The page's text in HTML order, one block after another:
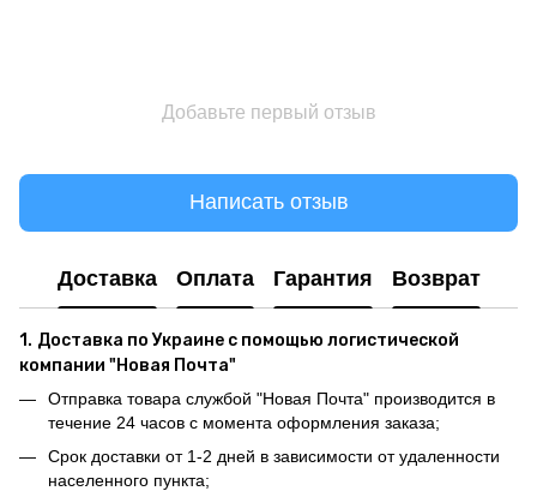
Добавьте первый отзыв
Написать отзыв
Доставка Оплата Гарантия Возврат
1. Доставка по Украине с помощью логистической
компании "Новая Почта"
Отправка товара службой "Новая Почта" производится в
течение 24 часов с момента оформления заказа;
Срок доставки от 1-2 дней в зависимости от удаленности
населенного пункта;